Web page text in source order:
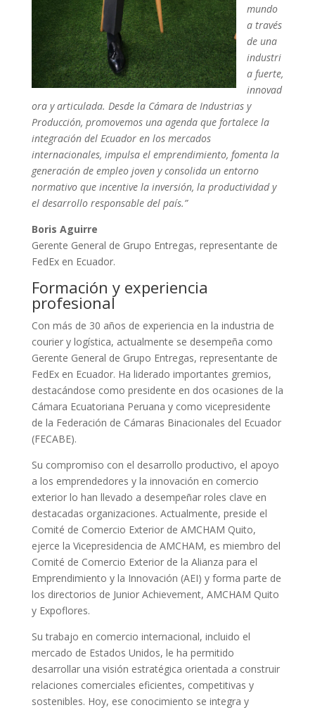
mundo
a través
de una
industri
a fuerte,
innovad
ora y articulada. Desde la Cámara de Industrias y
Producción, promovemos una agenda que fortalece la
integración del Ecuador en los mercados
internacionales, impulsa el emprendimiento, fomenta la
generación de empleo joven y consolida un entorno
normativo que incentive la inversión, la productividad y
el desarrollo responsable del país.”
Boris Aguirre
Gerente General de Grupo Entregas, representante de
FedEx en Ecuador.
Formación y experiencia
profesional
Con más de 30 años de experiencia en la industria de
courier y logística, actualmente se desempeña como
Gerente General de Grupo Entregas, representante de
FedEx en Ecuador. Ha liderado importantes gremios,
destacándose como presidente en dos ocasiones de la
Cámara Ecuatoriana Peruana y como vicepresidente
de la Federación de Cámaras Binacionales del Ecuador
(FECABE).
Su compromiso con el desarrollo productivo, el apoyo
a los emprendedores y la innovación en comercio
exterior lo han llevado a desempeñar roles clave en
destacadas organizaciones. Actualmente, preside el
Comité de Comercio Exterior de AMCHAM Quito,
ejerce la Vicepresidencia de AMCHAM, es miembro del
Comité de Comercio Exterior de la Alianza para el
Emprendimiento y la Innovación (AEI) y forma parte de
los directorios de Junior Achievement, AMCHAM Quito
y Expoflores.
Su trabajo en comercio internacional, incluido el
mercado de Estados Unidos, le ha permitido
desarrollar una visión estratégica orientada a construir
relaciones comerciales eficientes, competitivas y
sostenibles. Hoy, ese conocimiento se integra y